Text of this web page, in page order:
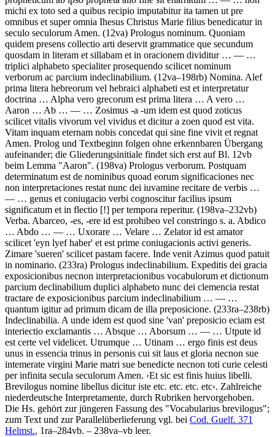
michi ex toto sed a quibus recipio imputabitur ita tamen ut pre
omnibus et super omnia Ihesus Christus Marie filius benedicatur in
seculo seculorum Amen. (12va) Prologus nominum. Quoniam
quidem presens collectio arti deservit grammatice que secundum
quosdam in literam et sillabam et in oracionem dividitur… — …
triplici alphabeto specialiter prosequendo scilicet nominum
verborum ac parcium indeclinabilium. (12va–198rb) Nomina. Alef
prima litera hebreorum vel hebraici alphabeti est et interpretatur
doctrina … Alpha vero grecorum est prima litera … A vero …
Aaron … Ab … — … Zosimus -a -um idem est quod zoticus
scilicet vitalis vivorum vel vividus et dicitur a zoen quod est vita.
Vitam inquam eternam nobis concedat qui sine fine vivit et regnat
Amen. Prolog und Textbeginn folgen ohne erkennbaren Übergang
aufeinander; die Gliederungsinitiale findet sich erst auf Bl. 12vb
beim Lemma "Aaron". (198va) Prologus verborum. Postquam
determinatum est de nominibus quoad eorum significaciones nec
non interpretaciones restat nunc dei iuvamine recitare de verbis …
— … genus et coniugacio verbi cognoscitur facilius ipsum
significatum et in flectio [!] per tempora reperitur. (198va–232vb)
Verba. Abarceo, -es, -ere id est prohibeo vel constringo s. a. Abdico
… Abdo … — … Uxorare … Velare … Zelator id est amator
scilicet 'eyn lyef haber' et est prime coniugacionis activi generis.
Zimare 'sueren' scilicet pastam facere. Inde venit Azimus quod patuit
in nominario. (233ra) Prologus indeclinabilium. Expeditis dei gracia
exposicionibus necnon interpretacionibus vocabulorum et dictionum
parcium declinabilium duplici alphabeto nunc dei clemencia restat
tractare de exposicionibus parcium indeclinabilium … — …
quantum igitur ad primum dicam de illa preposicione. (233ra–238rb)
Indeclinabilia. A unde idem est quod sine 'van' preposicio eciam est
interiectio exclamantis … Absque … Aborsum … — … Utpute id
est certe vel videlicet. Utrumque … Utinam … ergo finis est deus
unus in essencia trinus in personis cui sit laus et gloria necnon sue
intemerate virgini Marie matri sue benedicte necnon toti curie celesti
per infinita secula seculorum Amen. ›Et sic est finis huius libelli.
Brevilogus nomine libellus dicitur iste etc. etc. etc. etc‹. Zahlreiche
niederdeutsche Interpretamente, durch Rubriken hervorgehoben.
Die Hs. gehört zur jüngeren Fassung des "Vocabularius brevilogus";
zum Text und zur Parallelüberlieferung vgl. bei Cod. Guelf. 371
Helmst., 1ra–284vb. – 238va–vb leer.